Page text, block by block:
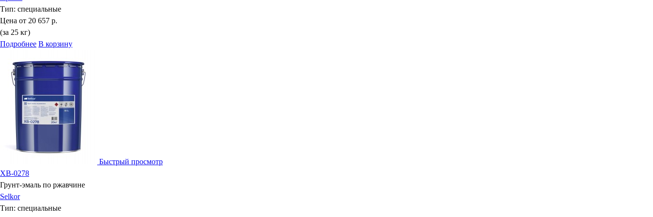
Тип: специальные
Цена от 20 657 р.
(за 25 кг)
Подробнее В корзину
Быстрый просмотр
ХВ-0278
Грунт-эмаль по ржавчине
Selkor
Тип: специальные